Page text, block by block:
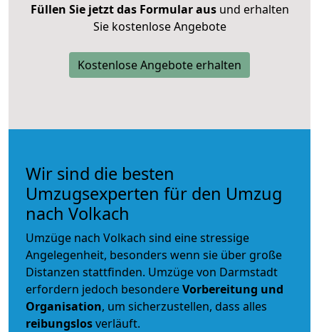
Füllen Sie jetzt das Formular ausund erhalten
Sie kostenlose Angebote
Kostenlose Angebote erhalten
Wir sind die besten
Umzugsexperten für den Umzug
nach Volkach
Umzüge nach Volkach sind eine stressige
Angelegenheit, besonders wenn sie über große
Distanzen stattfinden. Umzüge von Darmstadt
erfordern jedoch besondereVorbereitung und
Organisation, um sicherzustellen, dass alles
reibungslosverläuft.